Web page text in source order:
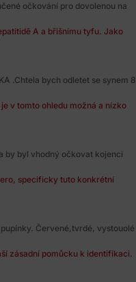
očkování pro dovolenou na
A a břišnímu tyfu. Jako
.Chtela bych odletet se synem 8
v tomto ohledu možná a nízko
by byl vhodný očkovat kojenci
specificky tuto konkrétní
Červené,tvrdé, vystouolé
zásadní pomůcku k identifikaci.